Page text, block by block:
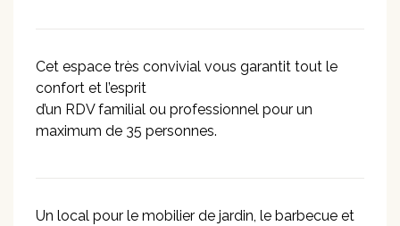
Cet espace très convivial vous garantit tout le
confort et l’esprit
d’un RDV familial ou professionnel pour un
maximum de 35 personnes.
Un local pour le mobilier de jardin, le barbecue et